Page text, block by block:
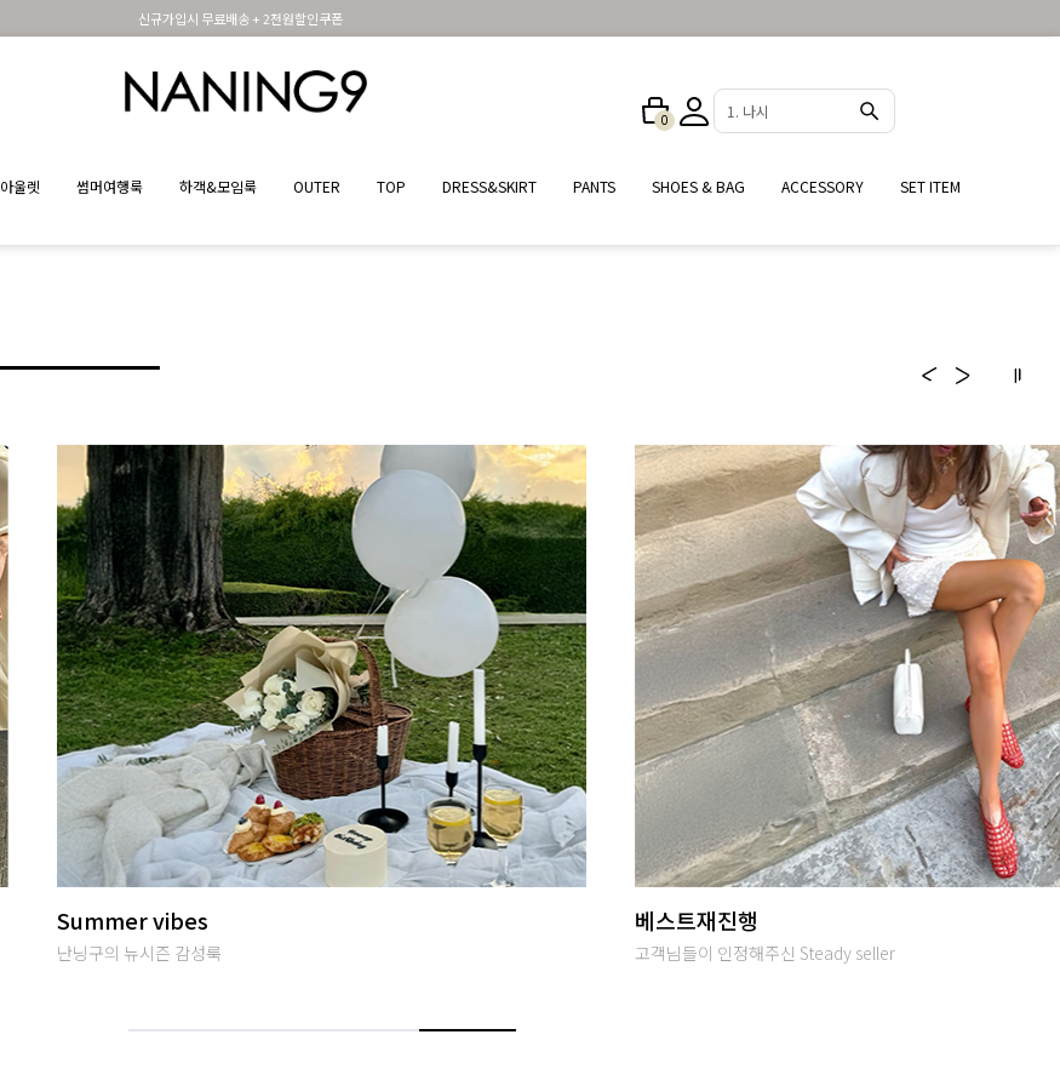
신규가입시 무료배송 + 2천원할인쿠폰
0 2. 원피스
아울렛 썸머여행룩 하객&모임룩 OUTER TOP DRESS&SKIRT PANTS SHOES & BAG ACCESSORY
SET ITEM
썸머여행룩
편안하면서 특별한 휴양지룩
당일발송
오후 2시까지 입금완료시 당일출고